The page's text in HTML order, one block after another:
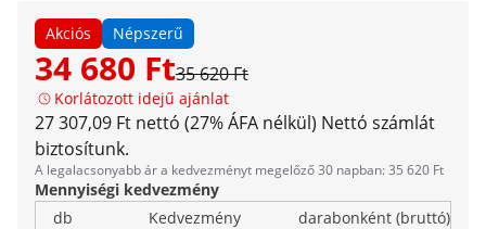
Akciós Népszerű
34 680 Ft35 620 Ft
Korlátozott idejű ajánlat
27 307,09 Ft nettó (27% ÁFA nélkül) Nettó számlát
biztosítunk.
A legalacsonyabb ár a kedvezményt megelőző 30 napban: 35 620 Ft
Mennyiségi kedvezmény
db
Kedvezmény
darabonként (bruttó)